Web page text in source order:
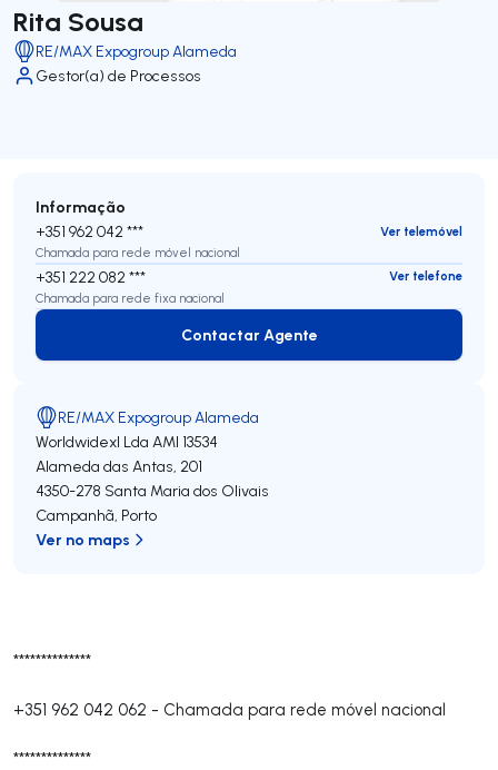
Rita Sousa
RE/MAX Expogroup Alameda
Gestor(a) de Processos
**************
+351 962 042 062 - Chamada para rede móvel nacional
**************
Informação
+351 962 042 ***
Ver telemóvel
Chamada para rede móvel nacional
+351 222 082 ***
Ver telefone
Chamada para rede fixa nacional
Contactar Agente
Contactar Agente
RE/MAX Expogroup Alameda
Worldwidexl Lda AMI 13534
Alameda das Antas, 201
4350-278 Santa Maria dos Olivais
Campanhã, Porto
Ver no maps